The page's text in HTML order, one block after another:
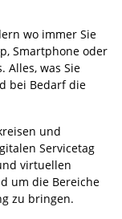
wo immer Sie
Smartphone oder
Alles, was Sie
bei Bedarf die
und
Servicetag
virtuellen
um die Bereiche
zu bringen.